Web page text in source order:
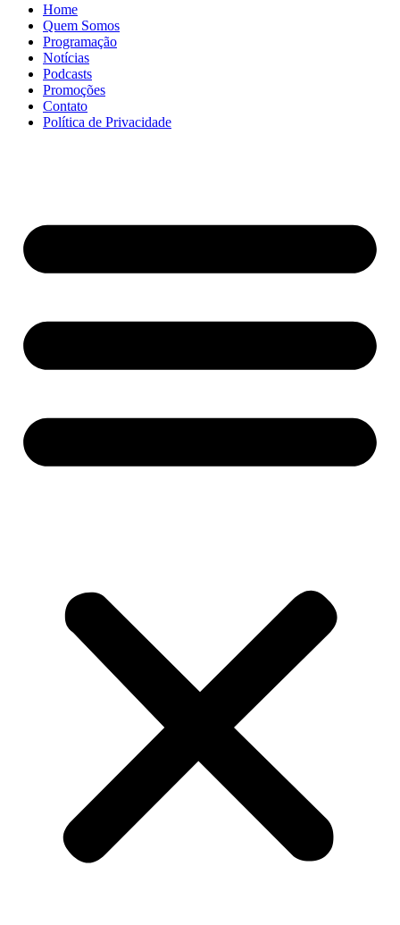
Home
Quem Somos
Programação
Notícias
Podcasts
Promoções
Contato
Política de Privacidade